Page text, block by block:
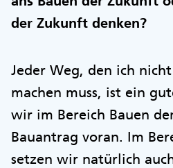
der Zukunft denken?
Jeder Weg, den ich
machen muss, ist ein
wir im Bereich Bauen
Bauantrag voran. Im
setzen wir natürlich